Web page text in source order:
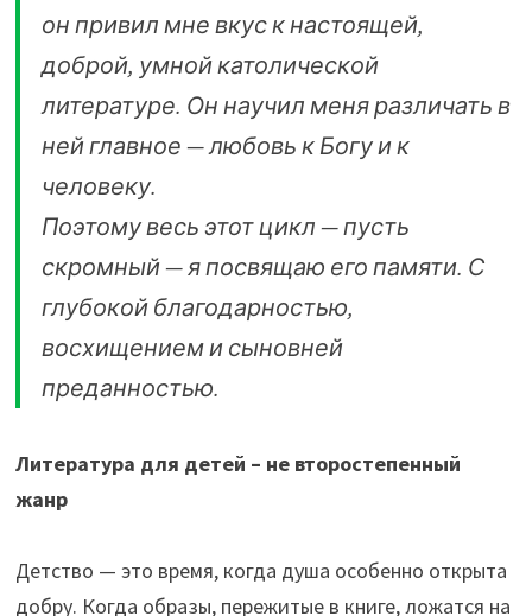
он привил мне вкус к настоящей,
доброй, умной католической
литературе. Он научил меня различать в
ней главное — любовь к Богу и к
человеку.
Поэтому весь этот цикл — пусть
скромный — я посвящаю его памяти. С
глубокой благодарностью,
восхищением и сыновней
преданностью.
Литература для детей – не второстепенный
жанр
Детство — это время, когда душа особенно открыта
добру. Когда образы, пережитые в книге, ложатся на